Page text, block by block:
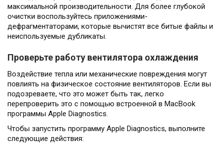
максимальной производительности. Для более глубокой
очистки воспользуйтесь приложениями-
дефрагментаторами, которые вычистят все битые файлы и
неиспользуемые дубликаты.
Проверьте работу вентилятора охлаждения
Воздействие тепла или механические повреждения могут
повлиять на физическое состояние вентиляторов. Если вы
подозреваете, что это может быть так, легко
перепроверить это с помощью встроенной в MacBook
программы Apple Diagnostics.
Чтобы запустить программу Apple Diagnostics, выполните
следующие действия: